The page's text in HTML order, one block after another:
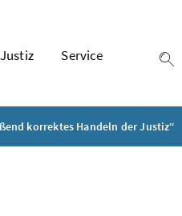
Justiz Service
korrektes Handeln der Justiz“